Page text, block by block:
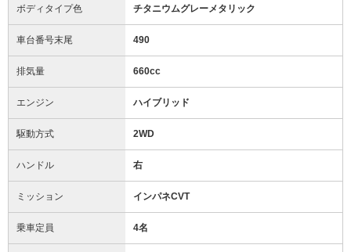
ボディタイプ色 チタニウムグレーメタリック
車台番号末尾 490
排気量 660cc
エンジン ハイブリッド
駆動方式 2WD
ハンドル 右
ミッション インパネCVT
乗車定員 4名